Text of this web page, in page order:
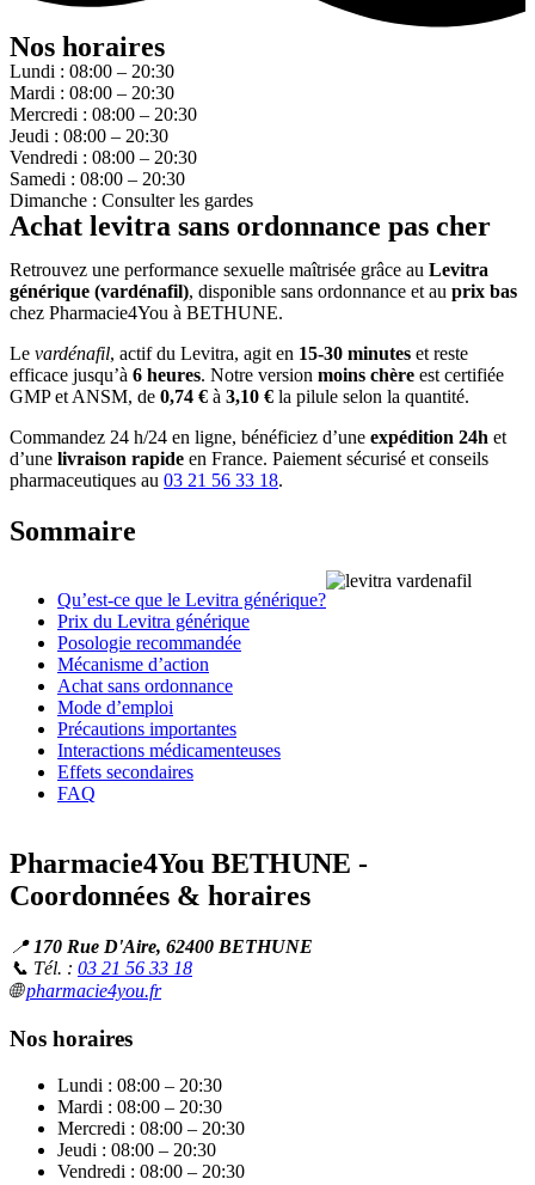
Nos horaires
Lundi : 08:00 – 20:30
Mardi : 08:00 – 20:30
Mercredi : 08:00 – 20:30
Jeudi : 08:00 – 20:30
Vendredi : 08:00 – 20:30
Samedi : 08:00 – 20:30
Dimanche : Consulter les gardes
Achat levitra sans ordonnance pas cher
Retrouvez une performance sexuelle maîtrisée grâce au Levitra
générique (vardénafil), disponible sans ordonnance et au prix bas
chez Pharmacie4You à BETHUNE.
Le vardénafil, actif du Levitra, agit en 15-30 minutes et reste
efficace jusqu’à 6 heures. Notre version moins chère est certifiée
GMP et ANSM, de 0,74 € à 3,10 € la pilule selon la quantité.
Commandez 24 h/24 en ligne, bénéficiez d’une expédition 24h et
d’une livraison rapide en France. Paiement sécurisé et conseils
pharmaceutiques au 03 21 56 33 18.
Sommaire
Qu’est-ce que le Levitra générique?
Prix du Levitra générique
Posologie recommandée
Mécanisme d’action
Achat sans ordonnance
Mode d’emploi
Précautions importantes
Interactions médicamenteuses
Effets secondaires
FAQ
Pharmacie4You BETHUNE -
Coordonnées & horaires
📍 170 Rue D'Aire, 62400 BETHUNE
📞 Tél. : 03 21 56 33 18
🌐pharmacie4you.fr
Nos horaires
Lundi : 08:00 – 20:30
Mardi : 08:00 – 20:30
Mercredi : 08:00 – 20:30
Jeudi : 08:00 – 20:30
Vendredi : 08:00 – 20:30